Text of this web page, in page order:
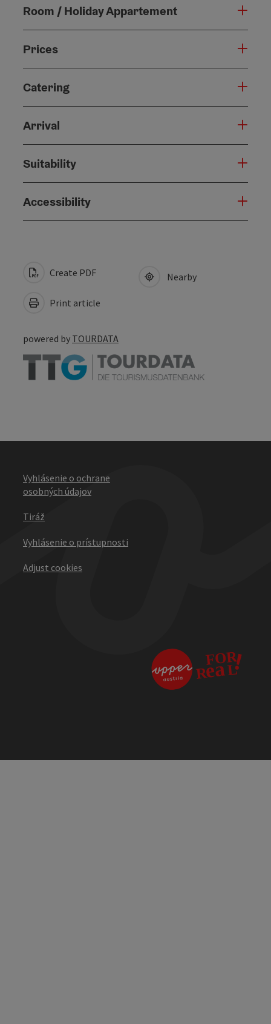
Room / Holiday Appartement
Prices
Catering
Arrival
Suitability
Accessibility
Create PDF
Print article
Nearby
powered by TOURDATA
Vyhlásenie o ochrane
osobných údajov
Tiráž
Vyhlásenie o prístupnosti
Adjust cookies